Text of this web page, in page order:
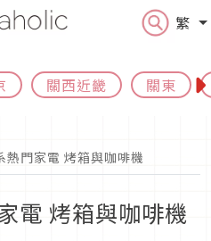
繁
關西近畿 關東
門家電 烤箱與咖啡機
電 烤箱與咖啡機